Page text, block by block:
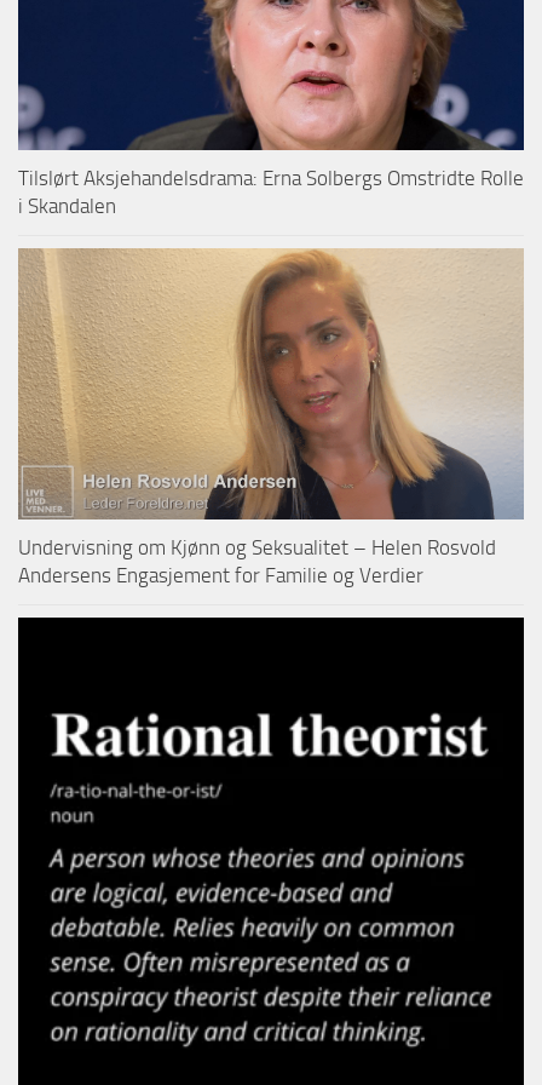
Tilslørt Aksjehandelsdrama: Erna Solbergs Omstridte Rolle
i Skandalen
Undervisning om Kjønn og Seksualitet – Helen Rosvold
Andersens Engasjement for Familie og Verdier